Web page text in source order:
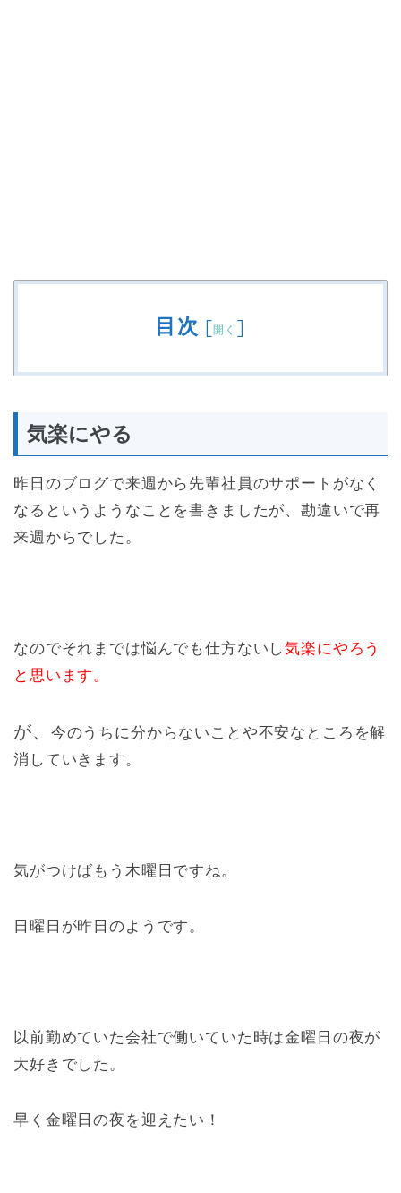
目次 [開く ]
気楽にやる
昨日のブログで来週から先輩社員のサポートがなく
なるというようなことを書きましたが、勘違いで再
来週からでした。
なのでそれまでは悩んでも仕方ないし気楽にやろう
と思います。
が、 今のうちに分からないことや不安なところを解
消していきます。
気がつけばもう木曜日ですね。
日曜日が昨日のようです。
以前勤めていた会社で働いていた時は金曜日の夜が
大好きでした。
早く金曜日の夜を迎えたい！